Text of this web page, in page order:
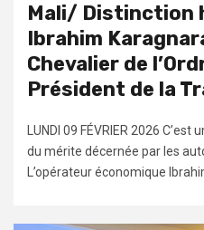
Mali/ Distinction
Ibrahim
Chevalier de
Président de la
LUNDI 09 FÉVRIER 2026
du mérite décernée par les
L’opérateur économique